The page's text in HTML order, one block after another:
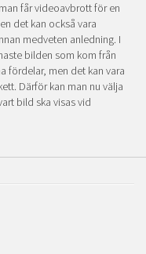
får videoavbrott för en
det kan också vara
medveten anledning. I
bilden som kom från
fördelar, men det kan vara
Därför kan man nu välja
bild ska visas vid